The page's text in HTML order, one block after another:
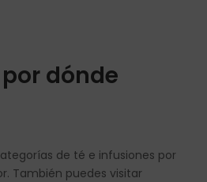
dónde
de té e infusiones por
También puedes visitar